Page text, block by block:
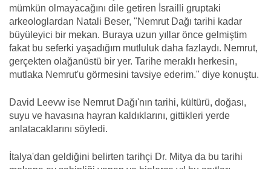
mümkün olmayacağını dile getiren İsrailli gruptaki
arkeologlardan Natali Beser, "Nemrut Dağı tarihi kadar
büyüleyici bir mekan. Buraya uzun yıllar önce gelmiştim
fakat bu seferki yaşadığım mutluluk daha fazlaydı. Nemrut,
gerçekten olağanüstü bir yer. Tarihe meraklı herkesin,
mutlaka Nemrut'u görmesini tavsiye ederim." diye konuştu.
David Leevw ise Nemrut Dağı'nın tarihi, kültürü, doğası,
suyu ve havasına hayran kaldıklarını, gittikleri yerde
anlatacaklarını söyledi.
İtalya'dan geldiğini belirten tarihçi Dr. Mitya da bu tarihi